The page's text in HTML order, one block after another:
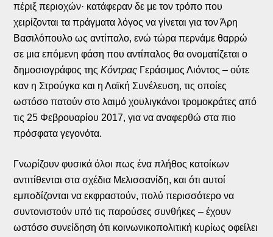
πέριξ περιοχών· κατάφεραν δε με τον τρόπο που
χειρίζονται τα πράγματα λόγος να γίνεται για τον Άρη
Βασιλόπουλο ως αντίπαλο, ενώ τώρα περνάμε θαρρώ
σε μια επόμενη φάση που αντίπαλος θα ονοματίζεται ο
δημοσιογράφος τηςΚόντρας Γεράσιμος Λιόντος – ούτε
καν η Στρούγκα και η Λαϊκή Συνέλευση, τις οποίες
ωστόσο πατούν στο λαιμό χουλιγκάνοι τρομοκράτες από
τις 25 Φεβρουαρίου 2017, για να αναφερθώ στα πιο
πρόσφατα γεγονότα.
Γνωρίζουν φυσικά όλοι πως ένα πλήθος κατοίκων
αντιτίθενται στα σχέδια Μελισσανίδη, και ότι αυτοί
εμποδίζονται να εκφραστούν, πολύ περισσότερο να
συντονιστούν υπό τις παρούσες συνθήκες – έχουν
ωστόσο συνείδηση ότι κοινωνικοπολιτική κυρίως οφείλει